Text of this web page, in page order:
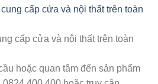
cấp cửa và nội thất trên toàn
hoặc quan tâm đến sản phẩm